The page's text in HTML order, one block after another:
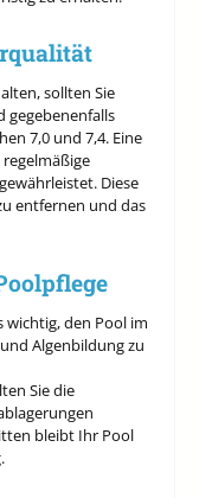
sollten Sie
gegebenenfalls
7,0 und 7,4. Eine
Diese
entfernen und das
wichtig, den Pool im
Algenbildung zu
Sie die
bleibt Ihr Pool